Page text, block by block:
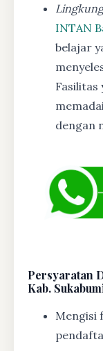
INTAN
belajar
Fasilitas
dengan
Persyaratan
Kab.
Mengisi